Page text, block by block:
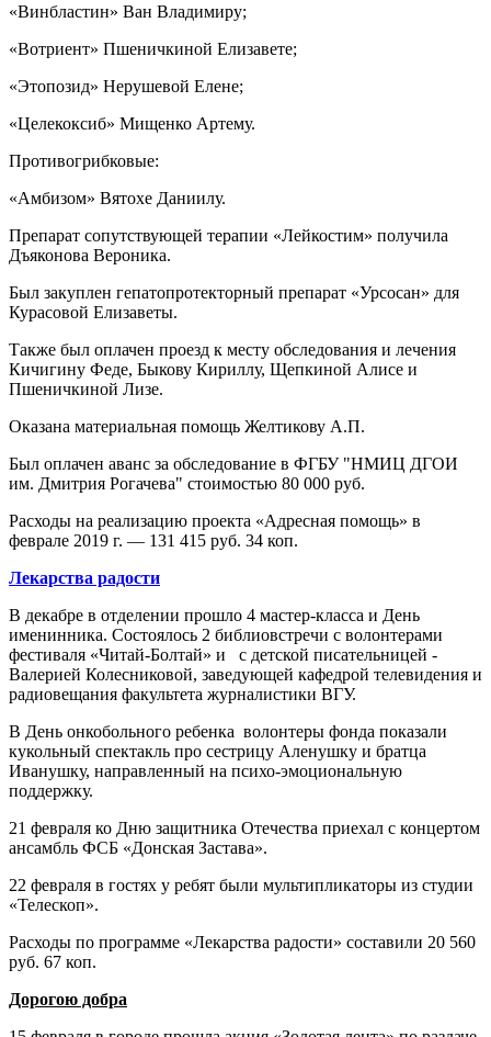
«Винбластин» Ван Владимиру;
«Вотриент» Пшеничкиной Елизавете;
«Этопозид» Нерушевой Елене;
«Целекоксиб» Мищенко Артему.
Противогрибковые:
«Амбизом» Вятохе Даниилу.
Препарат сопутствующей терапии «Лейкостим» получила
Дъяконова Вероника.
Был закуплен гепатопротекторный препарат «Урсосан» для
Курасовой Елизаветы.
Также был оплачен проезд к месту обследования и лечения
Кичигину Феде, Быкову Кириллу, Щепкиной Алисе и
Пшеничкиной Лизе.
Оказана материальная помощь Желтикову А.П.
Был оплачен аванс за обследование в ФГБУ "НМИЦ ДГОИ
им. Дмитрия Рогачева" стоимостью 80 000 руб.
Расходы на реализацию проекта «Адресная помощь» в
феврале 2019 г. — 131 415 руб. 34 коп.
Лекарства радости
В декабре в отделении прошло 4 мастер-класса и День
именинника. Состоялось 2 библиовстречи с волонтерами
фестиваля «Читай-Болтай» и с детской писательницей -
Валерией Колесниковой, заведующей кафедрой телевидения и
радиовещания факультета журналистики ВГУ.
В День онкобольного ребенка волонтеры фонда показали
кукольный спектакль про сестрицу Аленушку и братца
Иванушку, направленный на психо-эмоциональную
поддержку.
21 февраля ко Дню защитника Отечества приехал с концертом
ансамбль ФСБ «Донская Застава».
22 февраля в гостях у ребят были мультипликаторы из студии
«Телескоп».
Расходы по программе «Лекарства радости» составили 20 560
руб. 67 коп.
Дорогою добра